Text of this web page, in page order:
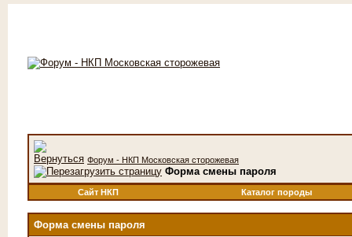
Форум - НКП Московская сторожевая
Форма смены пароля
Сайт НКП Каталог породы
Форма смены пароля